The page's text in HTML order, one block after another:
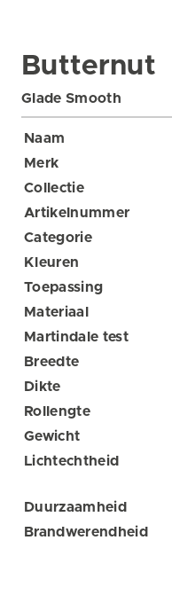
Butternut
Glade Smooth
Naam
Merk
Collectie
Artikelnummer
Categorie
Kleuren
Toepassing
Materiaal
Martindale test
Breedte
Dikte
Rollengte
Gewicht
Lichtechtheid
Duurzaamheid
Brandwerendheid